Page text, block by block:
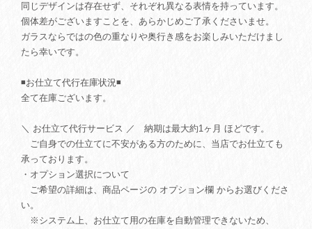
同じデザインは存在せず、それぞれ異なる表情を持っています。
個体差がございますことを、あらかじめご了承くださいませ。
ガラスならではの色の重なりや奥行き感をお楽しみいただけまし
たら幸いです。
◾️お仕立て代行在庫状況◾️
全て在庫ございます。
＼ お仕立て代行サービス ／ 納期は最大約1ヶ月 ほどです。
ご自身での仕立てに不安がある方のために、当店でお仕立ても
承っております。
・オプション選択について
ご希望の詳細は、商品ページの オプション欄 からお選びくださ
い。
※システム上、お仕立て用の在庫を自動管理できないため、